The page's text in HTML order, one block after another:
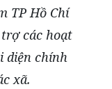
TP Hồ Chí
các hoạt
diện chính
xã.